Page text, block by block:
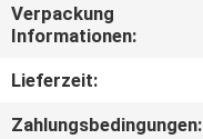
KONTAKT
UNS
Verpackung
Informationen:
Lieferzeit:
Zahlungsbedingungen: